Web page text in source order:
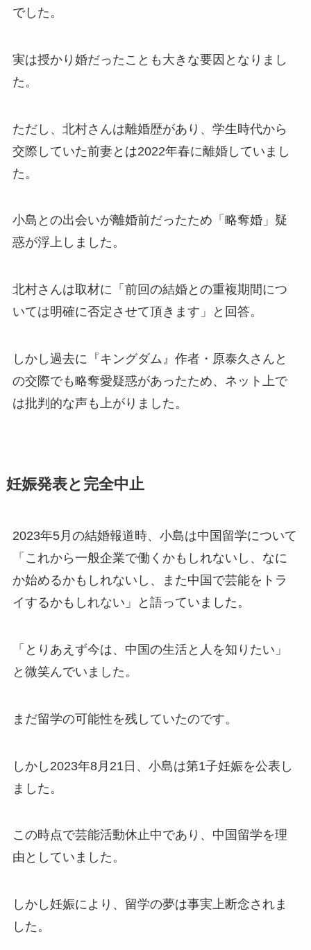
でした。​
実は授かり婚だったことも大きな要因となりまし
た。​
ただし、北村さんは離婚歴があり、学生時代から
交際していた前妻とは2022年春に離婚していまし
た。​
小島との出会いが離婚前だったため「略奪婚」疑
惑が浮上しました。​
北村さんは取材に「前回の結婚との重複期間につ
いては明確に否定させて頂きます」と回答。​
しかし過去に『キングダム』作者・原泰久さんと
の交際でも略奪愛疑惑があったため、ネット上で
は批判的な声も上がりました。​
妊娠発表と完全中止
2023年5月の結婚報道時、小島は中国留学について
「これから一般企業で働くかもしれないし、なに
か始めるかもしれないし、また中国で芸能をトラ
イするかもしれない」と語っていました。​
「とりあえず今は、中国の生活と人を知りたい」
と微笑んでいました。​
まだ留学の可能性を残していたのです。​
しかし2023年8月21日、小島は第1子妊娠を公表し
ました。​
この時点で芸能活動休止中であり、中国留学を理
由としていました。​
しかし妊娠により、留学の夢は事実上断念されま
した。​